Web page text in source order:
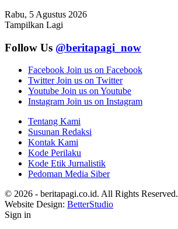
Rabu, 5 Agustus 2026
Tampilkan Lagi
Follow Us @beritapagi_now
Facebook Join us on Facebook
Twitter Join us on Twitter
Youtube Join us on Youtube
Instagram Join us on Instagram
Tentang Kami
Susunan Redaksi
Kontak Kami
Kode Perilaku
Kode Etik Jurnalistik
Pedoman Media Siber
© 2026 - beritapagi.co.id. All Rights Reserved.
Website Design: BetterStudio
Sign in